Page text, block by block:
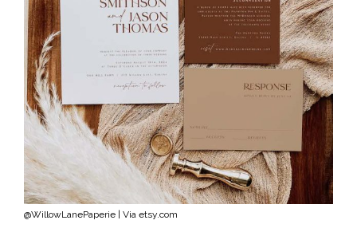
@WillowLanePaperie | Via etsy.com